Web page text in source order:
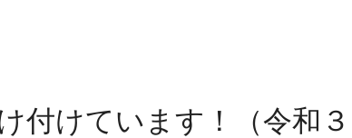
付けています！（令和３